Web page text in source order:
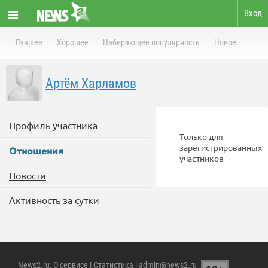
Вход
Лучшее Хорошее Набирающее популярность Новое
Артём Харламов
Профиль участника
Отношения
Новости
Активность за сутки
Только для
зарегистрированных
участников
News2.ru: О сервисе | Статистика | admin@news2.ru